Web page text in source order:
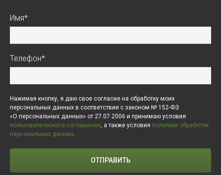
Имя*:
Телефон*:
Нажимая кнопку, я даю свое согласие на обработку моих
персональных данных в соответствии с законом № 152-ФЗ
«О персональных данных» от 27.07.2006 и принимаю условия
пользовательского соглашения, а также условия политики обработки
персональных данных.
ОТПРАВИТЬ